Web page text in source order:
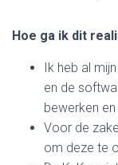
Hoe ga ik dit
Ik heb al
en de
bewerken
Voor de
om deze te